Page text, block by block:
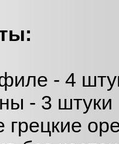
- 4
- 3 штуки